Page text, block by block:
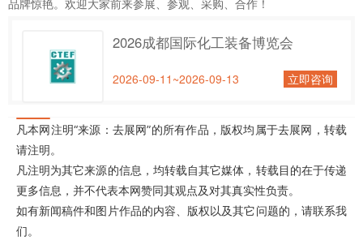
2026成都国际化工装备博览会
2026-09-11~2026-09-13 立即咨询
凡本网注明“来源：去展网”的所有作品，版权均属于去展网，转载
请注明。
凡注明为其它来源的信息，均转载自其它媒体，转载目的在于传递
更多信息，并不代表本网赞同其观点及对其真实性负责。
如有新闻稿件和图片作品的内容、版权以及其它问题的，请联系我
们。